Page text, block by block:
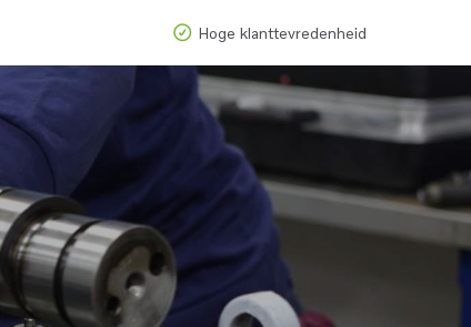
Hoge klanttevredenheid